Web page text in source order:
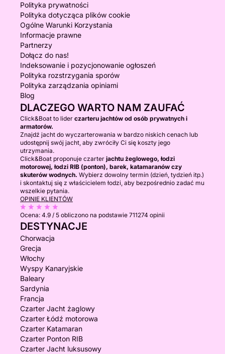
Polityka prywatności
Polityka dotycząca plików cookie
Ogólne Warunki Korzystania
Informacje prawne
Partnerzy
Dołącz do nas!
Indeksowanie i pozycjonowanie ogłoszeń
Polityka rozstrzygania sporów
Polityka zarządzania opiniami
Blog
DLACZEGO WARTO NAM ZAUFAĆ
Click&Boat to lider czarteru jachtów od osób prywatnych i
armatorów.
Znajdź jacht do wyczarterowania w bardzo niskich cenach lub
udostępnij swój jacht, aby zwróciły Ci się koszty jego
utrzymania.
Click&Boat proponuje czarter jachtu żeglowego, łodzi
motorowej, łodzi RIB (ponton), barek, katamaranów czy
skuterów wodnych. Wybierz dowolny termin (dzień, tydzień itp.)
i skontaktuj się z właścicielem łodzi, aby bezpośrednio zadać mu
wszelkie pytania.
OPINIE KLIENTÓW
Ocena: 4.9 / 5 obliczono na podstawie 711274 opinii
DESTYNACJE
Chorwacja
Grecja
Włochy
Wyspy Kanaryjskie
Baleary
Sardynia
Francja
Czarter Jacht żaglowy
Czarter Łódź motorowa
Czarter Katamaran
Czarter Ponton RIB
Czarter Jacht luksusowy